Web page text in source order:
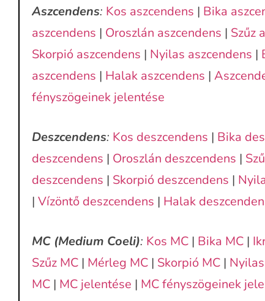
Aszcendens: Kos aszcendens | Bika
aszcendens | Oroszlán aszcendens | Szűz
Skorpió aszcendens | Nyilas aszcendens |
aszcendens | Halak aszcendens |
fényszögeinek jelentése
Deszcendens: Kos deszcendens | Bika
deszcendens | Oroszlán deszcendens |
deszcendens | Skorpió deszcendens |
| Vízöntő deszcendens | Halak
MC (Medium Coeli): Kos MC | Bika MC |
Szűz MC | Mérleg MC | Skorpió MC |
MC | MC jelentése | MC fényszögeinek